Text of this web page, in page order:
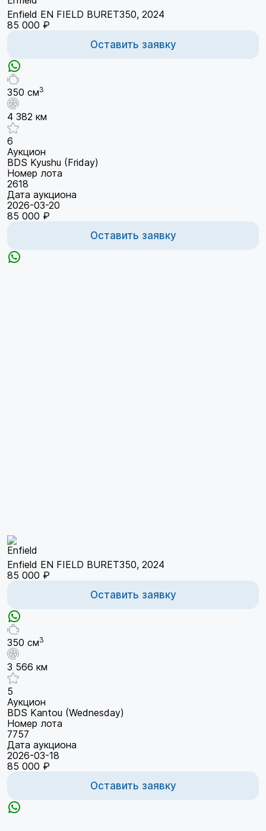
Enfield EN FIELD BURET350, 2024
85 000 ₽
Оставить заявку
350 см3
4 382 км
6
Аукцион
BDS Kyushu (Friday)
Номер лота
2618
Дата аукциона
2026-03-20
85 000 ₽
Оставить заявку
Enfield EN FIELD BURET350, 2024
85 000 ₽
Оставить заявку
350 см3
3 566 км
5
Аукцион
BDS Kantou (Wednesday)
Номер лота
7757
Дата аукциона
2026-03-18
85 000 ₽
Оставить заявку